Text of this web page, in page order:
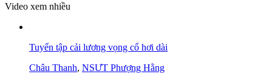
Video xem nhiều
Tuyển tập cải lương vọng cổ hơi dài
Châu Thanh, NSƯT Phượng Hằng